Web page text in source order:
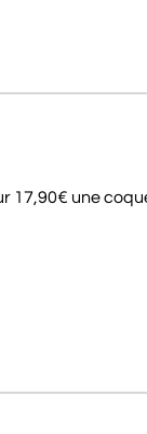
17,90€ une